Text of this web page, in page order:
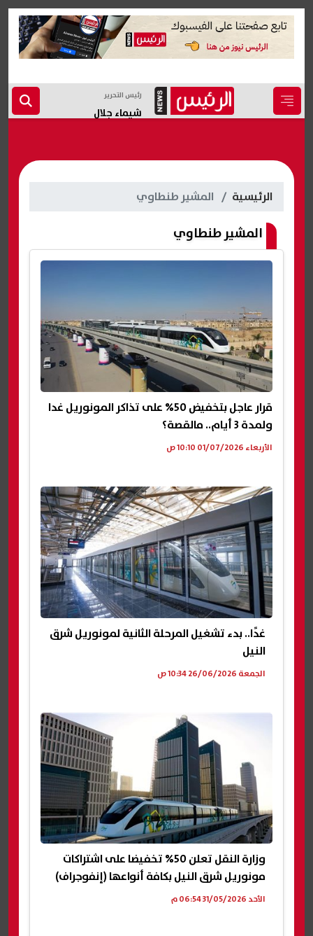
رئيس التحرير
شيماء جلال
الرئيسية المشير طنطاوي
المشير طنطاوي
قرار عاجل بتخفيض 50% على تذاكر المونوريل غدا
ولمدة 3 أيام.. مالقصة؟
الأربعاء 01/07/2026 10:10 ص
غدًا.. بدء تشغيل المرحلة الثانية لمونوريل شرق
النيل
الجمعة 26/06/2026 10:34 ص
وزارة النقل تعلن 50% تخفيضا على اشتراكات
مونوريل شرق النيل بكافة أنواعها (إنفوجراف)
الأحد 31/05/2026 06:54 م